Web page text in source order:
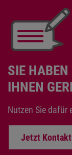
SIE HABEN
IHNEN
Nutzen Sie dafür
Jetzt